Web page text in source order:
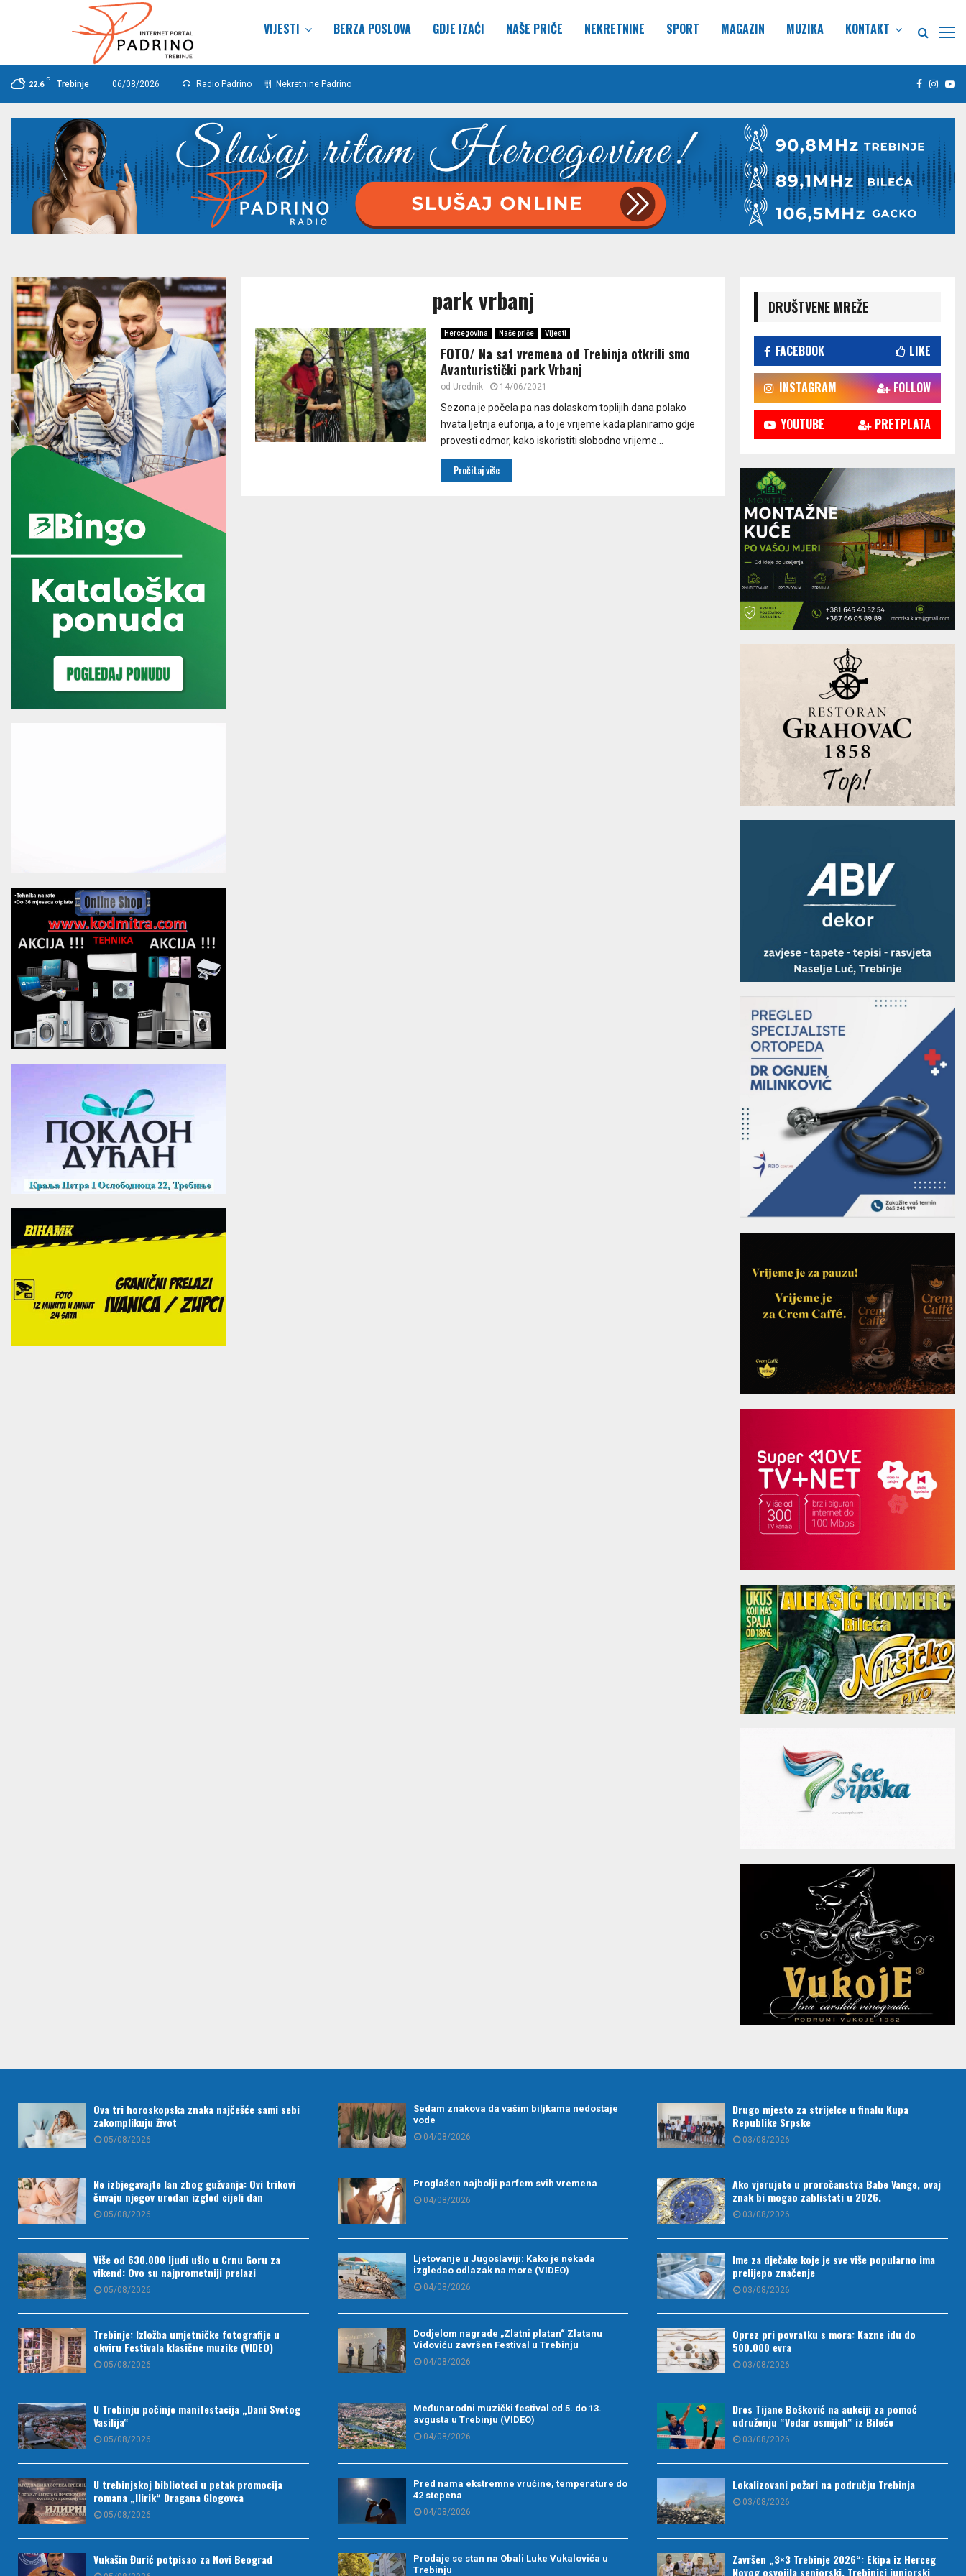
VIJESTI BERZA POSLOVA GDJE IZAĆI NAŠE PRIČE NEKRETNINE SPORT MAGAZIN MUZIKA KONTAKT
22.6
C
Trebinje 06/08/2026 Radio Padrino Nekretnine Padrino Facebook
park vrbanj
Hercegovina Naše priče Vijesti
FOTO/ Na sat vremena od Trebinja otkrili smo
Avanturistički park Vrbanj
od Urednik 14/06/2021
Sezona je počela pa nas dolaskom toplijih dana polako
hvata ljetnja euforija, a to je vrijeme kada planiramo gdje
provesti odmor, kako iskoristiti slobodno vrijeme...
Pročitaj više
DRUŠTVENE MREŽE
FACEBOOK LIKE
INSTAGRAM FOLLOW
YOUTUBE PRETPLATA
Ova tri horoskopska znaka najčešće sami sebi
zakomplikuju život
05/08/2026
Ne izbjegavajte lan zbog gužvanja: Ovi trikovi
čuvaju njegov uredan izgled cijeli dan
05/08/2026
Više od 630.000 ljudi ušlo u Crnu Goru za
vikend: Ovo su najprometniji prelazi
05/08/2026
Trebinje: Izložba umjetničke fotografije u
okviru Festivala klasične muzike (VIDEO)
05/08/2026
U Trebinju počinje manifestacija „Dani Svetog
Vasilija“
05/08/2026
U trebinjskoj biblioteci u petak promocija
romana „Ilirik“ Dragana Glogovca
05/08/2026
Vukašin Đurić potpisao za Novi Beograd
Sedam znakova da vašim biljkama nedostaje
vode
04/08/2026
Proglašen najbolji parfem svih vremena
04/08/2026
Ljetovanje u Jugoslaviji: Kako je nekada
izgledao odlazak na more (VIDEO)
04/08/2026
Dodjelom nagrade „Zlatni platan“ Zlatanu
Vidoviću završen Festival u Trebinju
04/08/2026
Međunarodni muzički festival od 5. do 13.
avgusta u Trebinju (VIDEO)
04/08/2026
Pred nama ekstremne vrućine, temperature do
42 stepena
04/08/2026
Prodaje se stan na Obali Luke Vukalovića u
Trebinju
Drugo mjesto za strijelce u finalu Kupa
Republike Srpske
03/08/2026
Ako vjerujete u proročanstva Babe Vange, ovaj
znak bi mogao zablistati u 2026.
03/08/2026
Ime za dječake koje je sve više popularno ima
prelijepo značenje
03/08/2026
Oprez pri povratku s mora: Kazne idu do
500.000 evra
03/08/2026
Dres Tijane Bošković na aukciji za pomoć
udruženju “Vedar osmijeh“ iz Bileće
03/08/2026
Lokalizovani požari na području Trebinja
03/08/2026
Završen „3×3 Trebinje 2026“: Ekipa iz Herceg
Novog osvojila seniorski, Trebinjci juniorski